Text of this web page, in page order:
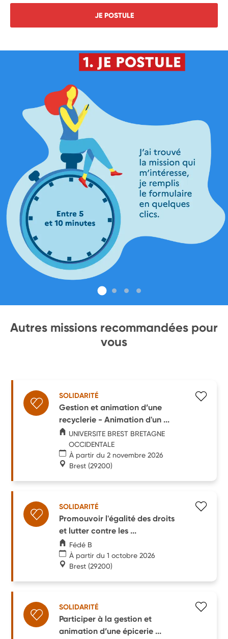
JE POSTULE
Autres missions recommandées pour
vous
SOLIDARITÉ
Gestion et animation d’une
recyclerie - Animation d'un ...
UNIVERSITE BREST BRETAGNE
OCCIDENTALE
À partir du 2 novembre 2026
Brest (29200)
SOLIDARITÉ
Promouvoir l'égalité des droits
et lutter contre les ...
Fédé B
À partir du 1 octobre 2026
Brest (29200)
SOLIDARITÉ
Participer à la gestion et
animation d’une épicerie ...